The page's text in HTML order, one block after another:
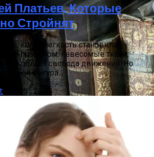
Любовь К Оранжевому: Глоток
Или Сигнал Уставшей Души
Платьев, Которые
Стройнят
когда легкость становится
правилом: невесомые ткани,
и полная свобода движений. Но
твоя фигура...
12.05.2025